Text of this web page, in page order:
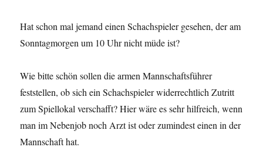
Hat schon mal jemand einen Schachspieler gesehen, der am
Sonntagmorgen um 10 Uhr nicht müde ist?
Wie bitte schön sollen die armen Mannschaftsführer
feststellen, ob sich ein Schachspieler widerrechtlich Zutritt
zum Spiellokal verschafft? Hier wäre es sehr hilfreich, wenn
man im Nebenjob noch Arzt ist oder zumindest einen in der
Mannschaft hat.